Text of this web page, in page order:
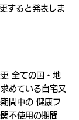
すると発表しま
全ての国・地
めている自宅又
間中の 健康フ
不使用の期間